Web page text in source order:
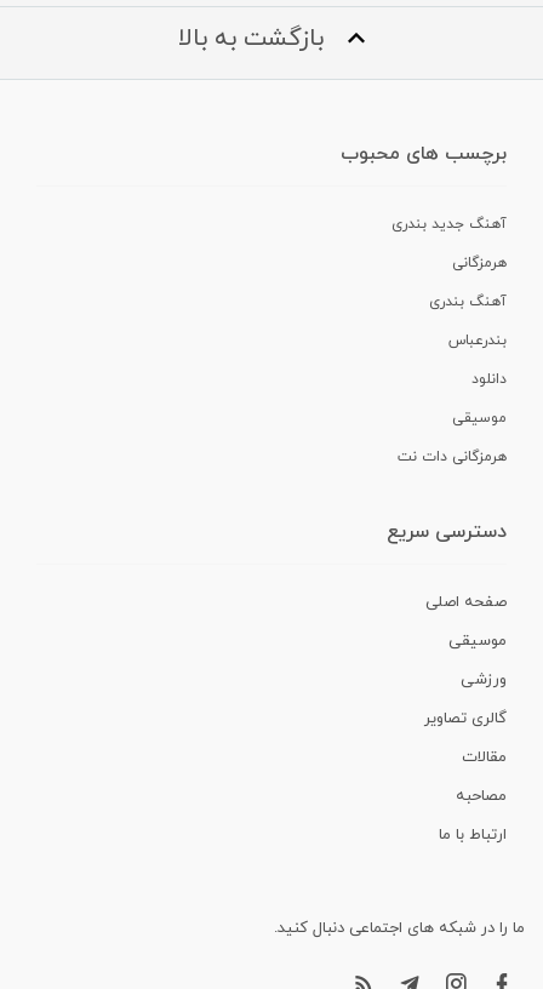
بازگشت به بالا
برچسب های محبوب
آهنگ جدید بندری
هرمزگانی
آهنگ بندری
بندرعباس
دانلود
موسیقی
هرمزگانی دات نت
دسترسی سریع
صفحه اصلی
موسیقی
ورزشی
گالری تصاویر
مقالات
مصاحبه
ارتباط با ما
ما را در شبکه های اجتماعی دنبال کنید.